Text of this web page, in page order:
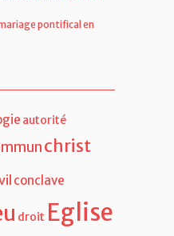
pontifical en
autorité
christ
conclave
droit Eglise